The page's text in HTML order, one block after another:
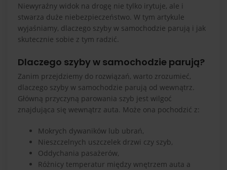
Niewyraźny widok na drogę nie tylko irytuje, ale i
stwarza duże niebezpieczeństwo. W tym artykule
wyjaśniamy, dlaczego szyby w samochodzie parują i jak
skutecznie sobie z tym radzić.
Dlaczego szyby w samochodzie parują?
Zanim przejdziemy do rozwiązań, warto zrozumieć,
dlaczego szyby w samochodzie parują od wewnątrz.
Główną przyczyną parowania szyb jest wilgoć
znajdująca się wewnątrz auta. Może ona pochodzić z:
Mokrych dywaników lub ubrań,
Nieszczelnych uszczelek drzwi czy szyb,
Oddychania pasażerów,
Różnicy temperatur między wnętrzem auta a